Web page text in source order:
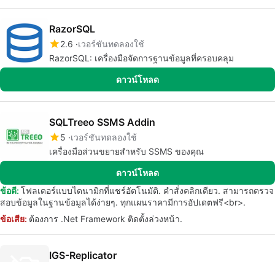
RazorSQL
2.6 เวอร์ชันทดลองใช้
RazorSQL: เครื่องมือจัดการฐานข้อมูลที่ครอบคลุม
ดาวน์โหลด
SQLTreeo SSMS Addin
5 เวอร์ชันทดลองใช้
เครื่องมือส่วนขยายสำหรับ SSMS ของคุณ
ดาวน์โหลด
ข้อดี: โฟลเดอร์แบบไดนามิกที่แชร์อัตโนมัติ. คำสั่งคลิกเดียว. สามารถตรวจ
สอบข้อมูลในฐานข้อมูลได้ง่ายๆ. ทุกแผนราคามีการอัปเดตฟรี<br>.
ข้อเสีย: ต้องการ .Net Framework ติดตั้งล่วงหน้า.
IGS-Replicator